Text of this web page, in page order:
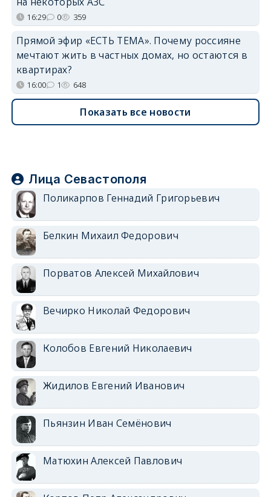
16:29 0 359
Прямой эфир «ЕСТЬ ТЕМА». Почему россияне
мечтают жить в частных домах, но остаются в
квартирах?
16:00 1 648
Показать все новости
Лица Севастополя
Поликарпов Геннадий Григорьевич
Белкин Михаил Федорович
Порватов Алексей Михайлович
Вечирко Николай Федорович
Колобов Евгений Николаевич
Жидилов Евгений Иванович
Пьянзин Иван Семёнович
Матюхин Алексей Павлович